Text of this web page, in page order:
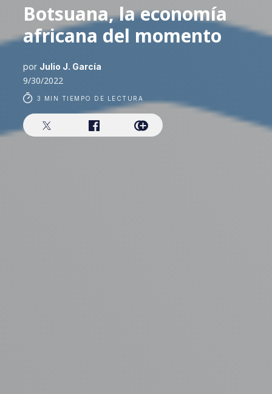
Botsuana, la economía
africana del momento
por Julio J. García
9/30/2022
3 MIN TIEMPO DE LECTURA